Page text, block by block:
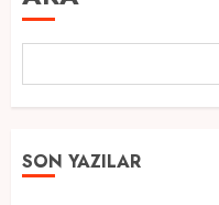
SON YAZILAR